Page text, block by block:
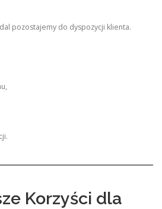
pozostajemy do dyspozycji klienta.
Korzyści dla